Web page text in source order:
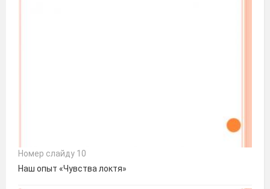
Номер слайду 10
Наш опыт «Чувства локтя»